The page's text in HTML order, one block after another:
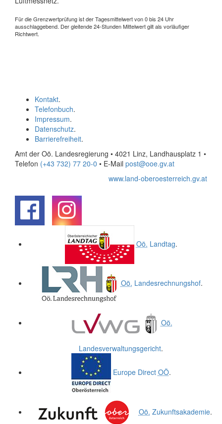
Für die Grenzwertprüfung ist der Tagesmittelwert von 0 bis 24 Uhr
ausschlaggebend. Der gleitende 24-Stunden Mittelwert gilt als vorläufiger
Richtwert.
Kontakt.
Telefonbuch.
Impressum.
Datenschutz.
Barrierefreiheit.
Amt der Oö. Landesregierung • 4021 Linz, Landhausplatz 1 •
Telefon (+43 732) 77 20-0 • E-Mail post@ooe.gv.at
www.land-oberoesterreich.gv.at
Oö. Landtag.
Oö. Landesrechnungshof.
Oö.
Landesverwaltungsgericht.
Europe Direct OÖ.
Oö. Zukunftsakademie.